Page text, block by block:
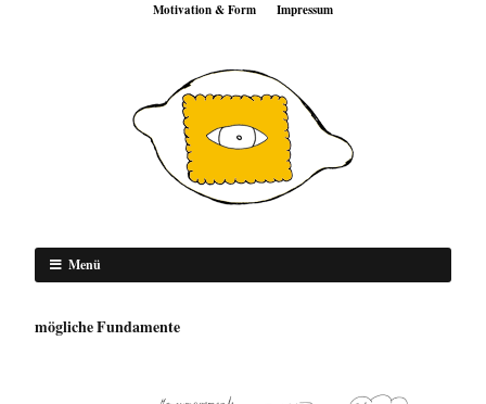
Motivation & Form Impressum
Menü
mögliche Fundamente